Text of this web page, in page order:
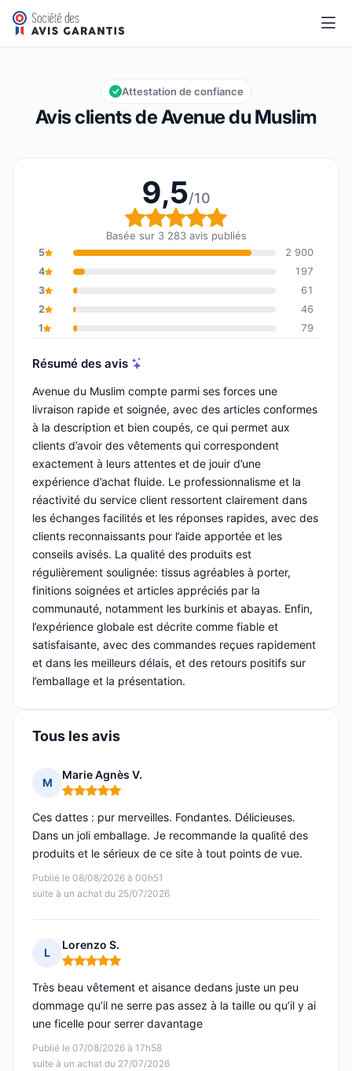
Avenue du Muslim
Note globale : 9,5 sur 10
9,5/10
Avis clients de Avenue du Muslim
Attestation de confiance
9,5/10
Note globale : 9,5 sur
Basée sur 3 283 avis publiés
5
2 900
4
197
3
61
2
46
1
79
Résumé des avis
Avenue du Muslim compte parmi ses forces une
livraison rapide et soignée, avec des articles conformes
à la description et bien coupés, ce qui permet aux
clients d’avoir des vêtements qui correspondent
exactement à leurs attentes et de jouir d’une
expérience d’achat fluide. Le professionnalisme et la
réactivité du service client ressortent clairement dans
les échanges facilités et les réponses rapides, avec des
clients reconnaissants pour l’aide apportée et les
conseils avisés. La qualité des produits est
régulièrement soulignée: tissus agréables à porter,
finitions soignées et articles appréciés par la
communauté, notamment les burkinis et abayas. Enfin,
l’expérience globale est décrite comme fiable et
satisfaisante, avec des commandes reçues rapidement
et dans les meilleurs délais, et des retours positifs sur
l’emballage et la présentation.
Tous les avis
M
Marie Agnès V.
Note : 5 sur 5
Publié le 08/08/2026 à 00h51
suite à un achat du 25/07/2026
Ces dattes : pur merveilles. Fondantes. Délicieuses.
Dans un joli emballage. Je recommande la qualité des
produits et le sérieux de ce site à tout points de vue.
L
Lorenzo S.
Note : 5 sur 5
Publié le 07/08/2026 à 17h58
suite à un achat du 27/07/2026
Très beau vêtement et aisance dedans juste un peu
dommage qu’il ne serre pas assez à la taille ou qu’il y ai
une ficelle pour serrer davantage